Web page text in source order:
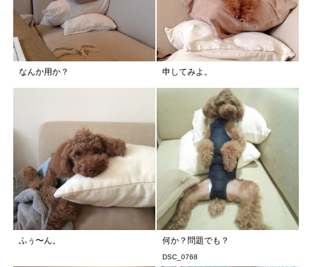
なんか用か？ 申してみよ。
ふぅ〜ん。 何か？問題でも？
DSC_0768